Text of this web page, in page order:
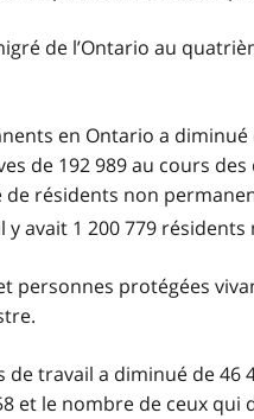
de l’Ontario au
en Ontario a
de 192 989 au cours
résidents non
y avait 1 200 779
personnes protégées
travail a diminué de 46
et le nombre de ceux